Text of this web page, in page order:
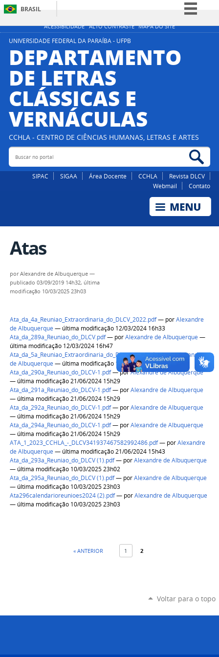
ACESSIBILIDADE ALTO CONTRASTE MAPA DO SITE
BRASIL
Simplifique!
Participe
UNIVERSIDADE FEDERAL DA PARAÍBA - UFPB
DEPARTAMENTO
DE LETRAS
CLÁSSICAS E
VERNÁCULAS
CCHLA - CENTRO DE CIÊNCIAS HUMANAS, LETRAS E ARTES
Buscar no portal
SIPAC SIGAA Área Docente CCHLA
Revista DLCV
Webmail
Contato
Atas
porAlexandre de Albuquerque —
publicado 03/09/2019 14h32, última
modificação 10/03/2025 23h03
Ata_da_4a_Reuniao_Extraordinaria_do_DLCV_2022.pdf— porAlexandre
de Albuquerque — última modificação 12/03/2024 16h33
Ata_da_289a_Reuniao_do_DLCV.pdf— porAlexandre de Albuquerque —
última modificação 12/03/2024 16h47
Ata_da_5a_Reuniao_Extraordinaria_do_DLCV_2022.pdf—porAlexandre
de Albuquerque — última modificação 12/03/2024 16h47
Ata_da_290a_Reuniao_do_DLCV-1.pdf—porAlexandre de Albuquerque
— última modificação 21/06/2024 15h29
Ata_da_291a_Reuniao_do_DLCV-1.pdf— porAlexandre de Albuquerque
— última modificação 21/06/2024 15h29
Ata_da_292a_Reuniao_do_DLCV-1.pdf— porAlexandre de Albuquerque
— última modificação 21/06/2024 15h29
Ata_da_294a_Reuniao_do_DLCV-1.pdf— porAlexandre de Albuquerque
— última modificação 21/06/2024 15h29
ATA_1_2023_CCHLA_-_DLCV341937467582992486.pdf— porAlexandre
de Albuquerque — última modificação 21/06/2024 15h43
Ata_da_293a_Reuniao_do_DLCV (1).pdf— porAlexandre de Albuquerque
— última modificação 10/03/2025 23h02
Ata_da_295a_Reuniao_do_DLCV (1).pdf— porAlexandre de Albuquerque
— última modificação 10/03/2025 23h03
Ata296calendarioreunioes2024 (2).pdf— porAlexandre de Albuquerque
— última modificação 10/03/2025 23h03
« ANTERIOR 1 2
Voltar para o topo